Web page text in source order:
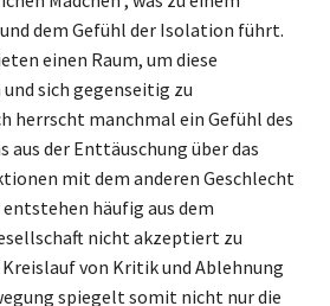
dem Gefühl der Isolation führt.
einen Raum, um diese
sich gegenseitig zu
herrscht manchmal ein Gefühl des
aus der Enttäuschung über das
mit dem anderen Geschlecht
häufig aus dem
nicht akzeptiert zu
von Kritik und Ablehnung
spiegelt somit nicht nur die